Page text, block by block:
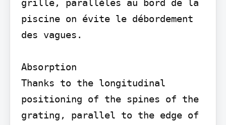
grille, parallèles au bord de la
piscine on évite le débordement
des vagues.
Absorption
Thanks to the longitudinal
positioning of the spines of the
grating, parallel to the edge of